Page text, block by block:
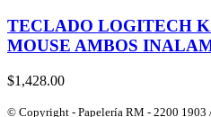
TECLADO LOGITECH
MOUSE AMBOS
$1,428.00
© Copyright - Papelería RM - 2200 1903